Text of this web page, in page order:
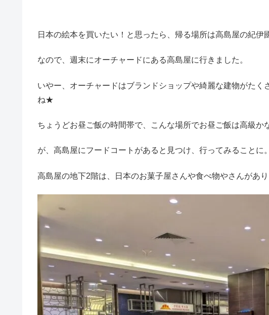
日本の絵本を買いたい！と思ったら、帰る場所は高島屋の紀伊
なので、週末にオーチャードにある高島屋に行きました。
いやー、オーチャードはブランドショップや綺麗な建物がたく
ね★
ちょうどお昼ご飯の時間帯で、こんな場所でお昼ご飯は高級か
が、高島屋にフードコートがあると見つけ、行ってみることに。
高島屋の地下2階は、日本のお菓子屋さんや食べ物やさんがあ